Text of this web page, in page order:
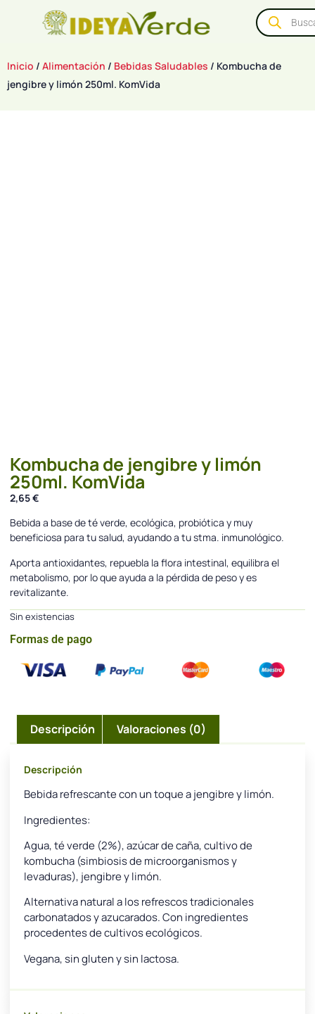
Inicio / Alimentación / Bebidas Saludables / Kombucha de
jengibre y limón 250ml. KomVida
Kombucha de jengibre y limón
250ml. KomVida
2,65€
Bebida a base de té verde, ecológica, probiótica y muy
beneficiosa para tu salud, ayudando a tu stma. inmunológico.
Aporta antioxidantes, repuebla la flora intestinal, equilibra el
metabolismo, por lo que ayuda a la pérdida de peso y es
revitalizante.
Sin existencias
Formas de pago
Descripción Valoraciones (0)
Descripción
Bebida refrescante con un toque a jengibre y limón.
Ingredientes:
Agua, té verde (2%), azúcar de caña, cultivo de
kombucha (simbiosis de microorganismos y
levaduras), jengibre y limón.
Alternativa natural a los refrescos tradicionales
carbonatados y azucarados. Con ingredientes
procedentes de cultivos ecológicos.
Vegana, sin gluten y sin lactosa.